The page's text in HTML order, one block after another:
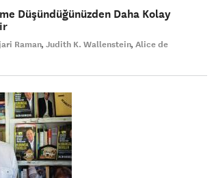
Düşündüğünüzden Daha Kolay
Raman Judith K. Wallenstein Alice de